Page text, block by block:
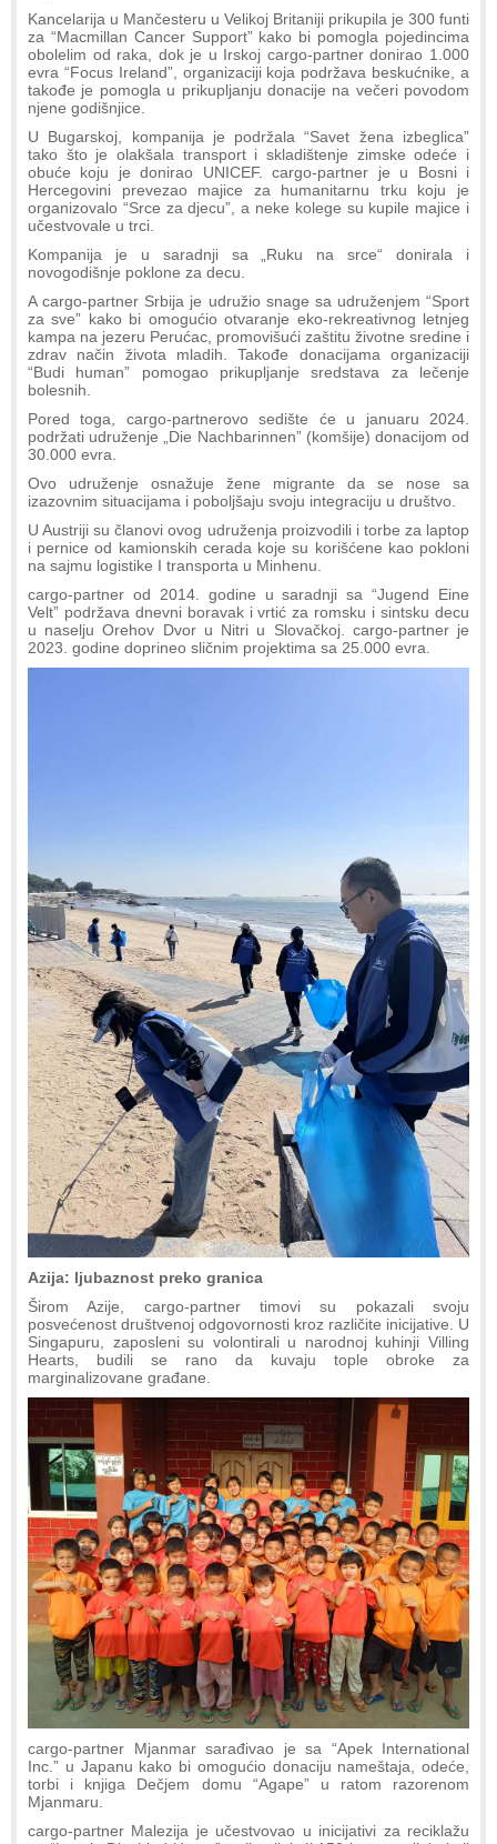
Kancelarija u Mančesteru u Velikoj Britaniji prikupila je 300 funti
za “Macmillan Cancer Support” kako bi pomogla pojedincima
obolelim od raka, dok je u Irskoj cargo-partner donirao 1.000
evra “Focus Ireland”, organizaciji koja podržava beskućnike, a
takođe je pomogla u prikupljanju donacije na večeri povodom
njene godišnjice.
U Bugarskoj, kompanija je podržala “Savet žena izbeglica”
tako što je olakšala transport i skladištenje zimske odeće i
obuće koju je donirao UNICEF. cargo-partner je u Bosni i
Hercegovini prevezao majice za humanitarnu trku koju je
organizovalo “Srce za djecu”, a neke kolege su kupile majice i
učestvovale u trci.
Kompanija je u saradnji sa „Ruku na srce“ donirala i
novogodišnje poklone za decu.
A cargo-partner Srbija je udružio snage sa udruženjem “Sport
za sve” kako bi omogućio otvaranje eko-rekreativnog letnjeg
kampa na jezeru Perućac, promovišući zaštitu životne sredine i
zdrav način života mladih. Takođe donacijama organizaciji
“Budi human” pomogao prikupljanje sredstava za lečenje
bolesnih.
Pored toga, cargo-partnerovo sedište će u januaru 2024.
podržati udruženje „Die Nachbarinnen” (komšije) donacijom od
30.000 evra.
Ovo udruženje osnažuje žene migrante da se nose sa
izazovnim situacijama i poboljšaju svoju integraciju u društvo.
U Austriji su članovi ovog udruženja proizvodili i torbe za laptop
i pernice od kamionskih cerada koje su korišćene kao pokloni
na sajmu logistike I transporta u Minhenu.
cargo-partner od 2014. godine u saradnji sa “Jugend Eine
Velt” podržava dnevni boravak i vrtić za romsku i sintsku decu
u naselju Orehov Dvor u Nitri u Slovačkoj. cargo-partner je
2023. godine doprineo sličnim projektima sa 25.000 evra.
Azija: ljubaznost preko granica
Širom Azije, cargo-partner timovi su pokazali svoju
posvećenost društvenoj odgovornosti kroz različite inicijative. U
Singapuru, zaposleni su volontirali u narodnoj kuhinji Villing
Hearts, budili se rano da kuvaju tople obroke za
marginalizovane građane.
cargo-partner Mjanmar sarađivao je sa “Apek International
Inc.” u Japanu kako bi omogućio donaciju nameštaja, odeće,
torbi i knjiga Dečjem domu “Agape” u ratom razorenom
Mjanmaru.
cargo-partner Malezija je učestvovao u inicijativi za reciklažu